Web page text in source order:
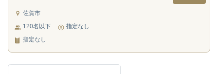
佐賀市
120名以下
指定なし
指定なし